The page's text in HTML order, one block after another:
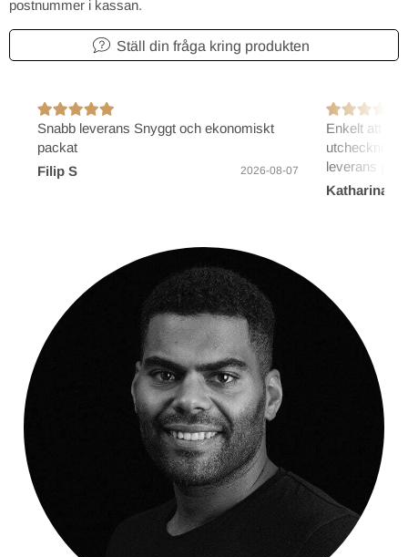
Snabb leverans Snyggt och ekonomiskt
packat
Filip S
2026-08-07
Enkelt att
utcheckning/
leverans på
Katharina B
postnummer i kassan.
Ställ din fråga kring produkten